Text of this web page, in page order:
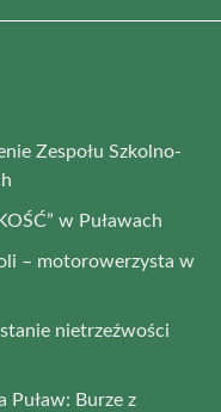
Zespołu Szkolno-
w Puławach
– motorowerzysta w
nietrzeźwości
Puław: Burze z